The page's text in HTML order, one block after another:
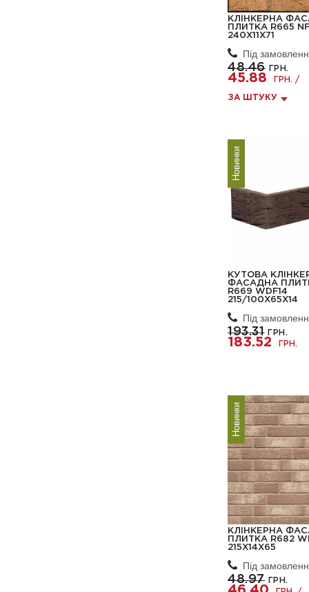
КЛІНКЕРНА
ПЛИТКА R665
240X11X71
Під
48.46 ГРН.
45.88 ГРН. /
ЗА ШТУКУ
Новинки
КУТОВА
ФАСАДНА
R669 WDF14
215/100Х65Х14
Під
193.31ГРН.
183.52 ГРН.
Новинки
КЛІНКЕРНА
ПЛИТКА R682
215X14X65
Під
48.97 ГРН.